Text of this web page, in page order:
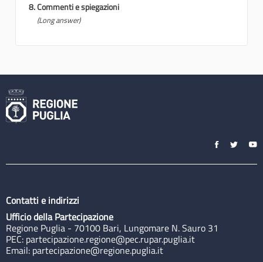
Commenti e spiegazioni
(Long answer)
Contatti e indirizzi
Ufficio della Partecipazione
Regione Puglia - 70100 Bari, Lungomare N. Sauro 31
PEC: partecipazione.regione@pec.rupar.puglia.it
Email: partecipazione@regione.puglia.it